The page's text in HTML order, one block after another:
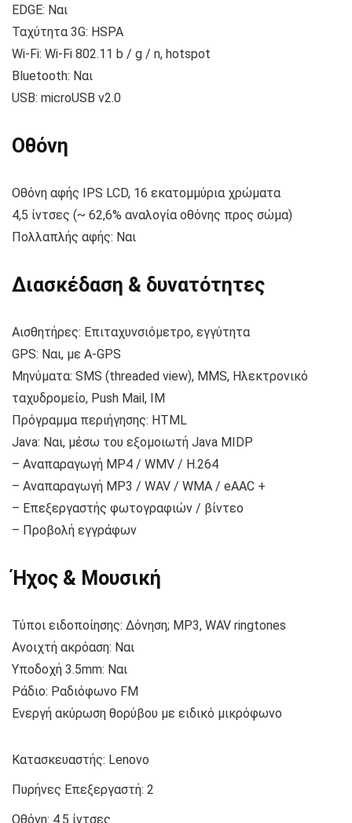
EDGE: Ναι
Ταχύτητα 3G: HSPA
Wi-Fi: Wi-Fi 802.11 b / g / n, hotspot
Bluetooth: Ναι
USB: microUSB v2.0
Οθόνη
Οθόνη αφής IPS LCD, 16 εκατομμύρια χρώματα
4,5 ίντσες (~ 62,6% αναλογία οθόνης προς σώμα)
Πολλαπλής αφής: Ναι
Διασκέδαση & δυνατότητες
Αισθητήρες: Επιταχυνσιόμετρο, εγγύτητα
GPS: Ναι, με A-GPS
Μηνύματα: SMS (threaded view), MMS, Ηλεκτρονικό
ταχυδρομείο, Push Mail, IM
Πρόγραμμα περιήγησης: HTML
Java: Ναι, μέσω του εξομοιωτή Java MIDP
– Αναπαραγωγή MP4 / WMV / H.264
– Αναπαραγωγή MP3 / WAV / WMA / eAAC +
– Επεξεργαστής φωτογραφιών / βίντεο
– Προβολή εγγράφων
Ήχος & Μουσική
Τύποι ειδοποίησης: Δόνηση; MP3, WAV ringtones
Ανοιχτή ακρόαση: Ναι
Υποδοχή 3.5mm: Ναι
Ράδιο: Ραδιόφωνο FM
Ενεργή ακύρωση θορύβου με ειδικό μικρόφωνο
Κατασκευαστής: Lenovo
Πυρήνες Επεξεργαστή: 2
Οθόνη: 4.5 ίντσες